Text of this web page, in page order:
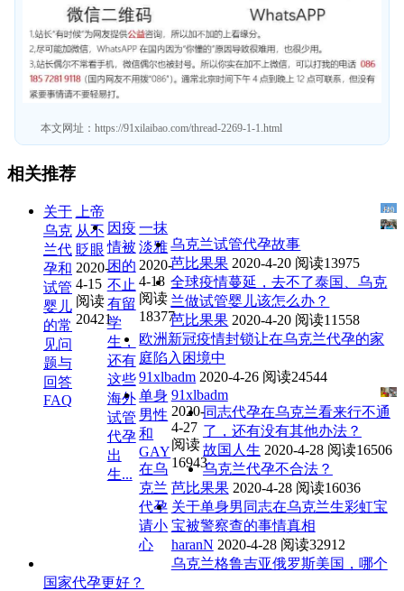
本文网址： https://91xilaibao.com/thread-2269-1-1.html
相关推荐
关于
乌克
兰代
孕和
试管
婴儿
的常
见问
题与
回答
FAQ
上帝
从不
眨眼
2020-
4-15
阅读
20421
因疫
情被
困的
不止
有留
学
生，
还有
这些
海外
试管
代孕
出
生...
一抹
淡雅
2020-
4-18
阅读
18377
乌克兰试管代孕故事
芭比果果 2020-4-20 阅读13975
全球疫情蔓延，去不了泰国、乌克
兰做试管婴儿该怎么办？
芭比果果 2020-4-20 阅读11558
欧洲新冠疫情封锁让在乌克兰代孕的家
庭陷入困境中
91xlbadm 2020-4-26 阅读24544
单身
男性
和
GAY
在乌
克兰
代孕
请小
心
91xlbadm
2020-
4-27
阅读
16943
同志代孕在乌克兰看来行不通
了，还有没有其他办法？
故国人生 2020-4-28 阅读16506
乌克兰代孕不合法？
芭比果果 2020-4-28 阅读16036
关于单身男同志在乌克兰生彩虹宝
宝被警察查的事情真相
haranN 2020-4-28 阅读32912
乌克兰格鲁吉亚俄罗斯美国，哪个
国家代孕更好？